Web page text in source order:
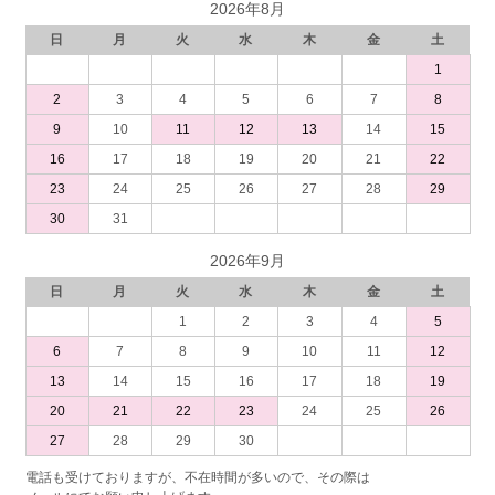
2026年8月
日 月 火 水 木 金
土
1
2
3 4 5 6 7
8
9
10 11 12 13 14
15
16
17 18 19 20 21
22
23
24 25 26 27 28
29
30
31
2026年9月
日 月 火 水 木 金
土
1
2 3 4
5
6
7 8 9 10 11
12
13
14 15 16 17 18
19
20
21 22 23 24 25
26
27
28 29 30
電話も受けておりますが、不在時間が多いので、その際は